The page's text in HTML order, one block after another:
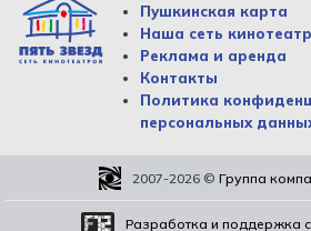
Пушкинская карта
Наша сеть
Реклама и аренда
Контакты
Политика
персональных
2007-2026 © Группа
Разработка и поддержка